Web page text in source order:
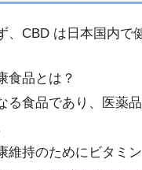
、CBD は日本国内で
食品とは？
る食品であり、医薬
維持のためにビタミ